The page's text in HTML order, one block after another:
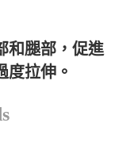
和腿部，促進
度拉伸。